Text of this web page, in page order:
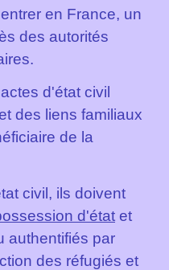
en France, un
des autorités
d'état civil
des liens familiaux
de la
civil, ils doivent
d'état et
authentifiés par
des réfugiés et